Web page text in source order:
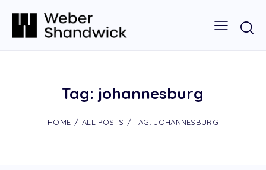
Tag: johannesburg
HOME ALL POSTS TAG: JOHANNESBURG